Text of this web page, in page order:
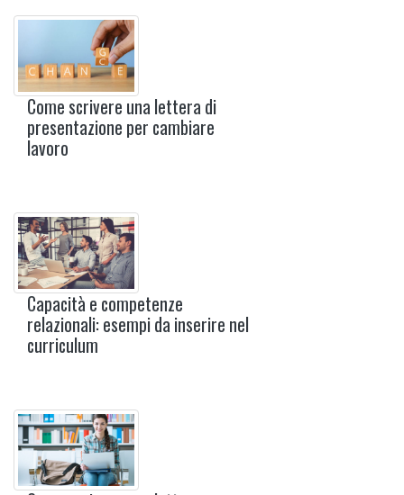
Come scrivere una lettera di
presentazione per cambiare
lavoro
Capacità e competenze
relazionali: esempi da inserire nel
curriculum